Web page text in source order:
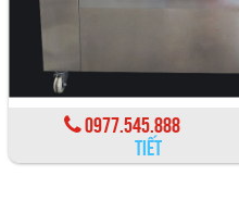
0977.545.888
tiết